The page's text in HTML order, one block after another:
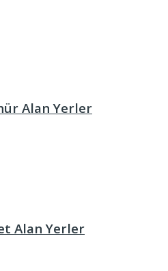
Alan Yerler
Alan Yerler